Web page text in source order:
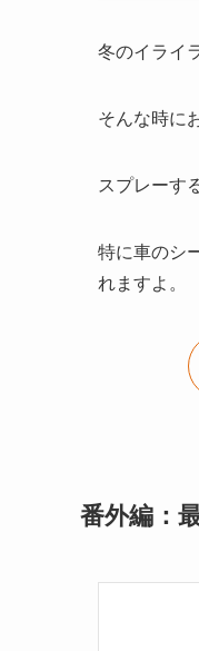
冬のイライ
そんな時に
スプレーす
特に車のシ
れますよ。
番外編：